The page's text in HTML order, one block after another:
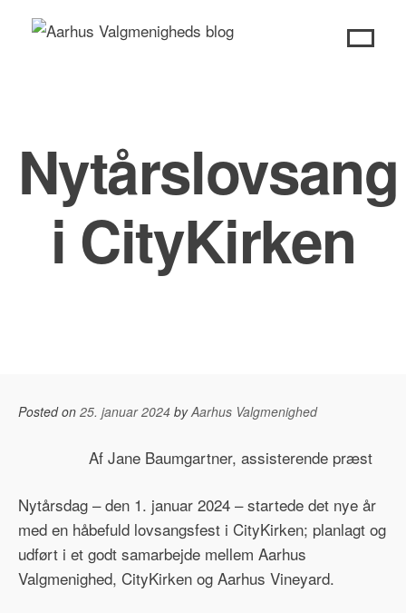
Nytårslovsang
i CityKirken
Posted on 25. januar 2024 byAarhus Valgmenighed
Af Jane Baumgartner, assisterende præst
Nytårsdag – den 1. januar 2024 – startede det nye år
med en håbefuld lovsangsfest i CityKirken; planlagt og
udført i et godt samarbejde mellem Aarhus
Valgmenighed, CityKirken og Aarhus Vineyard.